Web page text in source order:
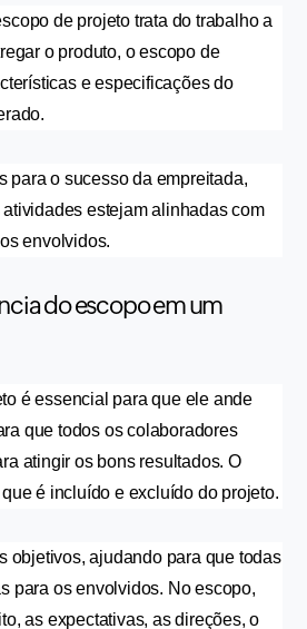
de projeto trata do trabalho a
o produto, o escopo de
e especificações do
para o sucesso da empreitada,
estejam alinhadas com
envolvidos.
do escopo em um
é essencial para que ele ande
que todos os colaboradores
atingir os bons resultados. O
é incluído e excluído do projeto.
objetivos, ajudando para que todas
para os envolvidos. No escopo,
as expectativas, as direções, o